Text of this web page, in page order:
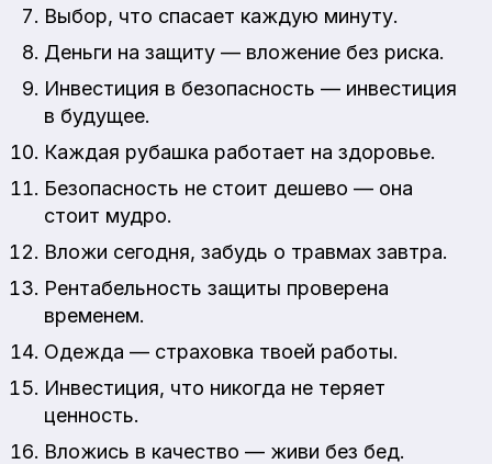
Выбор, что спасает каждую минуту.
Деньги на защиту — вложение без риска.
Инвестиция в безопасность — инвестиция
в будущее.
Каждая рубашка работает на здоровье.
Безопасность не стоит дешево — она
стоит мудро.
Вложи сегодня, забудь о травмах завтра.
Рентабельность защиты проверена
временем.
Одежда — страховка твоей работы.
Инвестиция, что никогда не теряет
ценность.
Вложись в качество — живи без бед.